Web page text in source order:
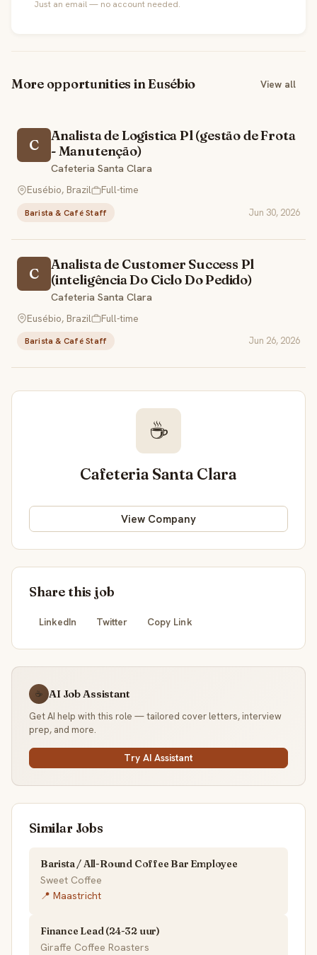
Just an email — no account needed.
More opportunities in Eusébio View all
C
Analista de Logistica Pl (gestão de Frota
- Manutenção)
Cafeteria Santa Clara
Eusébio, Brazil
Full-time
Barista & Café Staff Jun 30, 2026
C
Analista de Customer Success Pl
(inteligência Do Ciclo Do Pedido)
Cafeteria Santa Clara
Eusébio, Brazil
Full-time
Barista & Café Staff Jun 26, 2026
☕
Cafeteria Santa Clara
View Company
Share this job
LinkedIn Twitter Copy Link
☕ AI Job Assistant
Get AI help with this role — tailored cover letters, interview
prep, and more.
Try AI Assistant
Similar Jobs
Barista / All-Round Coffee Bar Employee
Sweet Coffee
📍 Maastricht
Finance Lead (24-32 uur)
Giraffe Coffee Roasters